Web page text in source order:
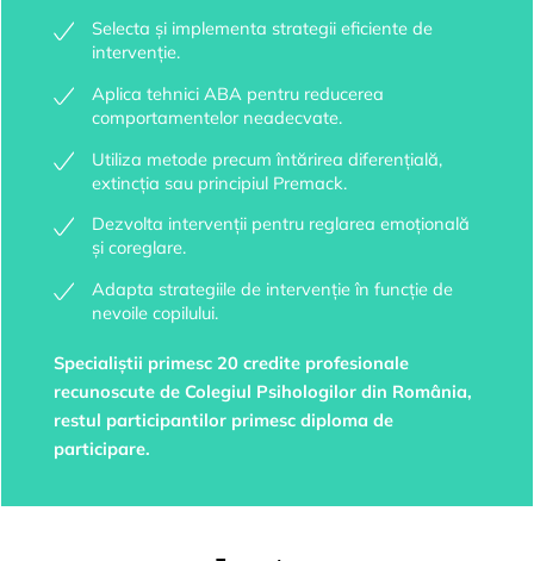
Selecta și implementa strategii eficiente de
intervenție.
Aplica tehnici ABA pentru reducerea
comportamentelor neadecvate.
Utiliza metode precum întărirea diferențială,
extincția sau principiul Premack.
Dezvolta intervenții pentru reglarea emoțională
și coreglare.
Adapta strategiile de intervenție în funcție de
nevoile copilului.
Specialiștii primesc 20 credite profesionale
recunoscute de Colegiul Psihologilor din România,
restul participantilor primesc diploma de
participare.